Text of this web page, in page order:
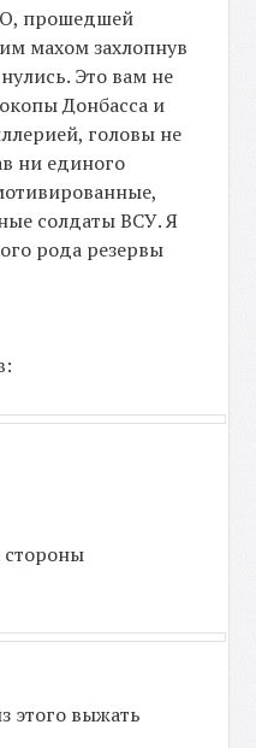
прошедшей
махом захлопнув
Это вам не
Донбасса и
головы не
ни единого
солдаты ВСУ. Я
рода резервы
этого выжать